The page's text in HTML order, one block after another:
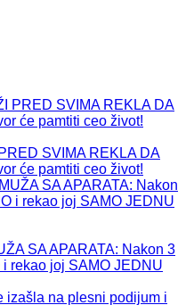
SVIMA REKLA DA
će pamtiti ceo život!
SA APARATA: Nakon 3
rekao joj SAMO JEDNU